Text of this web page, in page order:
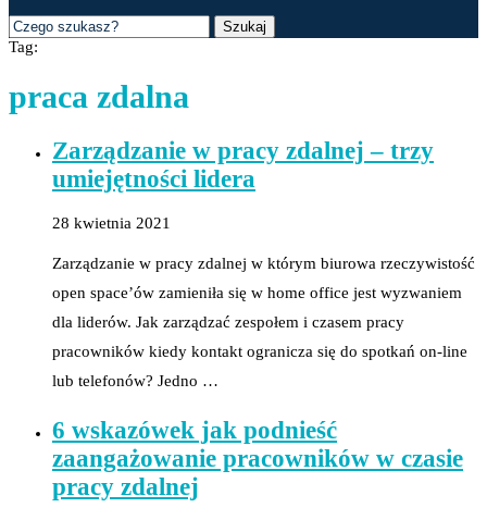
Szukaj
Tag:
praca zdalna
Zarządzanie w pracy zdalnej – trzy
umiejętności lidera
28 kwietnia 2021
Zarządzanie w pracy zdalnej w którym biurowa rzeczywistość
open space’ów zamieniła się w home office jest wyzwaniem
dla liderów. Jak zarządzać zespołem i czasem pracy
pracowników kiedy kontakt ogranicza się do spotkań on-line
lub telefonów? Jedno …
6 wskazówek jak podnieść
zaangażowanie pracowników w czasie
pracy zdalnej